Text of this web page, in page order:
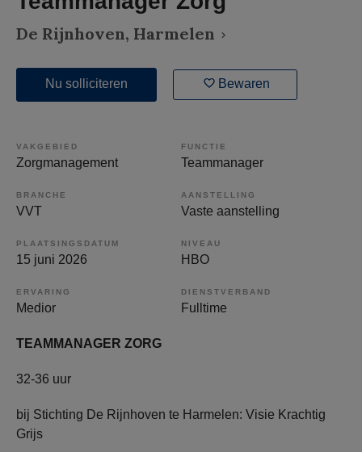
De Rijnhoven, Harmelen
Nu solliciteren Bewaren
VAKGEBIED
Zorgmanagement
FUNCTIE
Teammanager
BRANCHE
VVT
AANSTELLING
Vaste aanstelling
PLAATSINGSDATUM
15 juni 2026
NIVEAU
HBO
ERVARING
Medior
DIENSTVERBAND
Fulltime
TEAMMANAGER ZORG
32-36 uur
bij Stichting De Rijnhoven te Harmelen: Visie Krachtig
Grijs